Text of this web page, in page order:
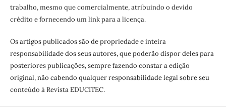
trabalho, mesmo que comercialmente, atribuindo o devido
crédito e fornecendo um link para a licença.
Os artigos publicados são de propriedade e inteira
responsabilidade dos seus autores, que poderão dispor deles para
posteriores publicações, sempre fazendo constar a edição
original, não cabendo qualquer responsabilidade legal sobre seu
conteúdo à Revista EDUCITEC.